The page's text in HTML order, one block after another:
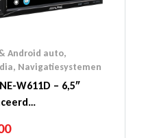
Android auto,
, Navigatiesystemen
W611D – 6,5″